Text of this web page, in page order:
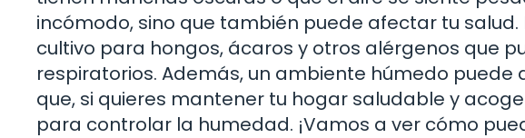
incómodo, sino que también puede afectar tu
cultivo para hongos, ácaros y otros alérgenos que
respiratorios. Además, un ambiente húmedo puede
que, si quieres mantener tu hogar saludable y
para controlar la humedad. ¡Vamos a ver cómo